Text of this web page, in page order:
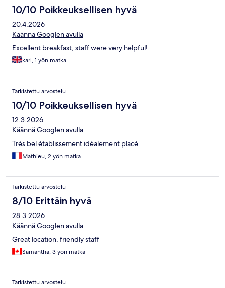
10/10 Poikkeuksellisen hyvä
20.4.2026
Käännä Googlen avulla
Excellent breakfast, staff were very helpful!
karl, 1 yön matka
Tarkistettu arvostelu
10/10 Poikkeuksellisen hyvä
12.3.2026
Käännä Googlen avulla
Très bel établissement idéalement placé.
Mathieu, 2 yön matka
Tarkistettu arvostelu
8/10 Erittäin hyvä
28.3.2026
Käännä Googlen avulla
Great location, friendly staff
Samantha, 3 yön matka
Tarkistettu arvostelu